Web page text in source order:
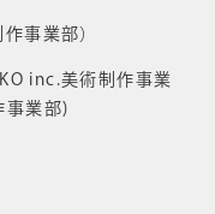
事業部）
inc.美術制作事業
事業部)